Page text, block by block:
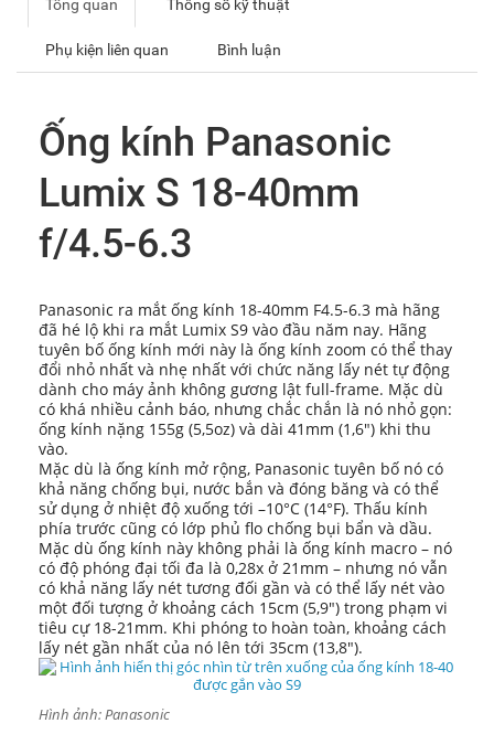
Tổng quan Thông số kỹ thuật
Phụ kiện liên quan Bình luận
Ống kính Panasonic
Lumix S 18-40mm
f/4.5-6.3
Panasonic ra mắt ống kính 18-40mm F4.5-6.3 mà hãng
đã hé lộ khi ra mắt Lumix S9 vào đầu năm nay. Hãng
tuyên bố ống kính mới này là ống kính zoom có ​​thể thay
đổi nhỏ nhất và nhẹ nhất với chức năng lấy nét tự động
dành cho máy ảnh không gương lật full-frame. Mặc dù
có khá nhiều cảnh báo, nhưng chắc chắn là nó nhỏ gọn:
ống kính nặng 155g (5,5oz) và dài 41mm (1,6") khi thu
vào.
Mặc dù là ống kính mở rộng, Panasonic tuyên bố nó có
khả năng chống bụi, nước bắn và đóng băng và có thể
sử dụng ở nhiệt độ xuống tới –10°C (14°F). Thấu kính
phía trước cũng có lớp phủ flo chống bụi bẩn và dầu.
Mặc dù ống kính này không phải là ống kính macro – nó
có độ phóng đại tối đa là 0,28x ở 21mm – nhưng nó vẫn
có khả năng lấy nét tương đối gần và có thể lấy nét vào
một đối tượng ở khoảng cách 15cm (5,9") trong phạm vi
tiêu cự 18-21mm. Khi phóng to hoàn toàn, khoảng cách
lấy nét gần nhất của nó lên tới 35cm (13,8").
Hình ảnh: Panasonic